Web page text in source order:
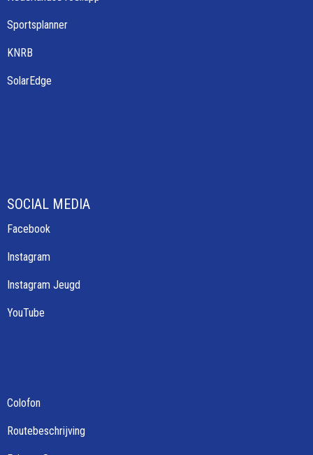
Sportsplanner
KNRB
SolarEdge
SOCIAL MEDIA
Facebook
Instagram
Instagram Jeugd
YouTube
Colofon
Routebeschrijving